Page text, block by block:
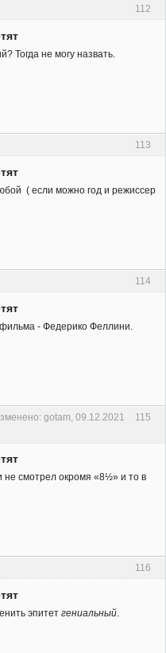
112
Тогда не могу назвать.
113
( если можно год и режиссер
114
фильма - Федерико Феллини.
115
gotam, 09.12.2021
смотрел окромя «8½» и то в
116
эпитет гениальный.